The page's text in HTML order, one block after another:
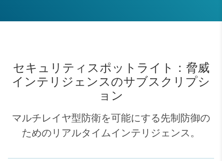
セキュリティスポットライト：脅威
インテリジェンスのサブスクリプシ
ョン
マルチレイヤ型防衛を可能にする先制防御の
ためのリアルタイムインテリジェンス。